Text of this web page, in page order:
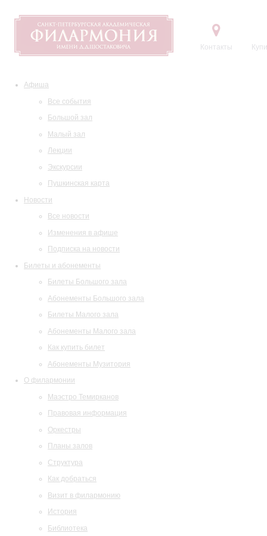
Контакты
Афиша
Все события
Большой зал
Малый зал
Лекции
Экскурсии
Пушкинская карта
Новости
Все новости
Изменения в афише
Подписка на новости
Билеты и абонементы
Билеты Большого зала
Абонементы Большого зала
Билеты Малого зала
Абонементы Малого зала
Как купить билет
Абонементы Музитория
О филармонии
Маэстро Темирканов
Правовая информация
Оркестры
Планы залов
Структура
Как добраться
Визит в филармонию
История
Библиотека